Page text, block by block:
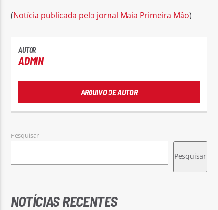
(Notícia publicada pelo jornal Maia Primeira Mâo)
AUTOR
ADMIN
ARQUIVO DE AUTOR
Pesquisar
Pesquisar
NOTÍCIAS RECENTES